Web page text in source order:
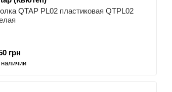
QTAP PL02 пластиковая QTPL02
грн